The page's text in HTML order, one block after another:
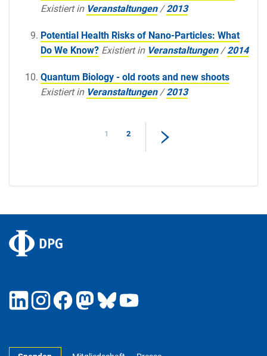
Existiert in Veranstaltungen /2013
Potential Health Risks of Nano-Particles: What
Do We Know? Existiert in Veranstaltungen /2014
Quantum Biology - old roots and new shoots
Existiert in Veranstaltungen /2013
1 2